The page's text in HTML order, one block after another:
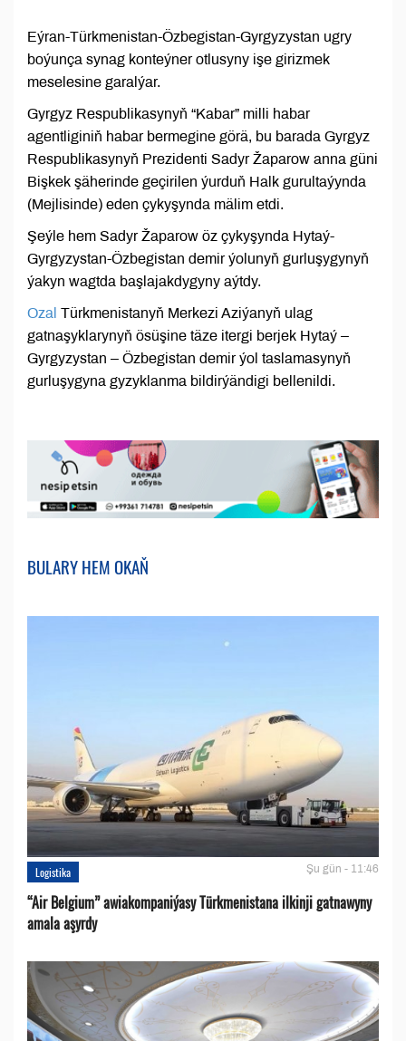
Eýran-Türkmenistan-Özbegistan-Gyrgyzystan ugry
boýunça synag konteýner otlusyny işe girizmek
meselesine garalýar.
Gyrgyz Respublikasynyň “Kabar” milli habar
agentliginiň habar bermegine görä, bu barada Gyrgyz
Respublikasynyň Prezidenti Sadyr Žaparow anna güni
Bişkek şäherinde geçirilen ýurduň Halk gurultaýynda
(Mejlisinde) eden çykyşynda mälim etdi.
Şeýle hem Sadyr Žaparow öz çykyşynda Hytaý-
Gyrgyzystan-Özbegistan demir ýolunyň gurluşygynyň
ýakyn wagtda başlajakdygyny aýtdy.
Ozal Türkmenistanyň Merkezi Aziýanyň ulag
gatnaşyklarynyň ösüşine täze itergi berjek Hytaý –
Gyrgyzystan – Özbegistan demir ýol taslamasynyň
gurluşygyna gyzyklanma bildirýändigi bellenildi.
BULARY HEM OKAŇ
Logistika Şu gün - 11:46
“Air Belgium” awiakompaniýasy Türkmenistana ilkinji gatnawyny
amala aşyrdy